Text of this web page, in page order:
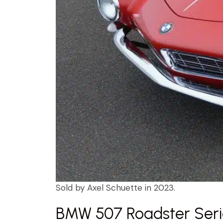
Sold by Axel Schuette in 2023.
BMW 507 Roadster